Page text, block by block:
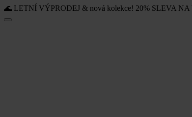
🌊 LETNÍ VÝPRODEJ & nová kolekce! 20% SLEVA NA